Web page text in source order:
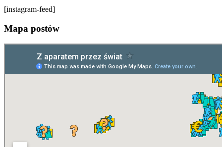
[instagram-feed]
Mapa postów